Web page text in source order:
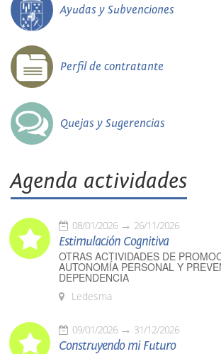
Ayudas y Subvenciones
Perfil de contratante
Quejas y Sugerencias
Agenda actividades
08/01/2026 26/11/2026
Estimulación Cognitiva
OTRAS ACTIVIDADES DE
AUTONOMÍA PERSONAL Y
DEPENDENCIA
Ledesma
09/01/2026 31/12/2026
Construyendo mi Futuro